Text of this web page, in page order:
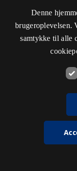
Denne
brugeroplevelsen.
samtykke til alle